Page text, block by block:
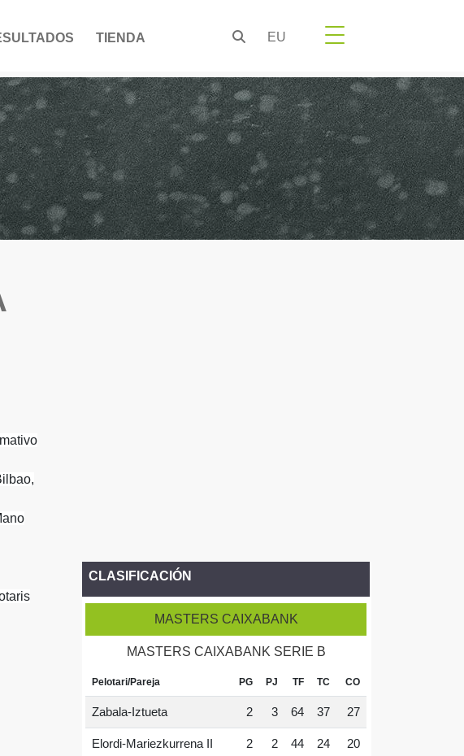
TIENDA EU
CLASIFICACIÓN
MASTERS CAIXABANK
MASTERS CAIXABANK SERIE B
Pelotari/Pareja PG PJ TF TC CO
Zabala-Iztueta 2 3 64 37 27
Elordi-Mariezkurrena II 2 2 44 24 20